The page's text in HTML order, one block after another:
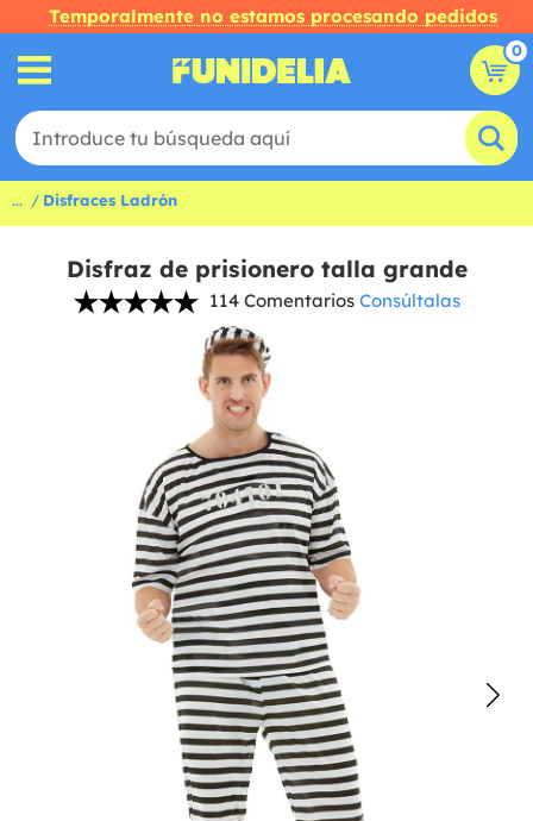
Temporalmente no estamos procesando pedidos
0
... Disfraces Ladrón
Disfraz de prisionero talla grande
114 Comentarios Consúltalas